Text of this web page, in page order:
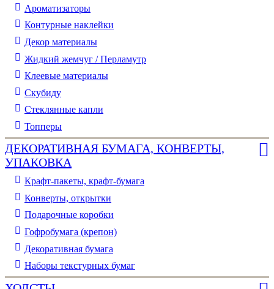
Ароматизаторы
Контурные наклейки
Декор материалы
Жидкий жемчуг / Перламутр
Клеевые материалы
Скубиду
Стеклянные капли
Топперы
ДЕКОРАТИВНАЯ БУМАГА, КОНВЕРТЫ,
УПАКОВКА
Крафт-пакеты, крафт-бумага
Конверты, открытки
Подарочные коробки
Гофробумага (крепон)
Декоративная бумага
Наборы текстурных бумаг